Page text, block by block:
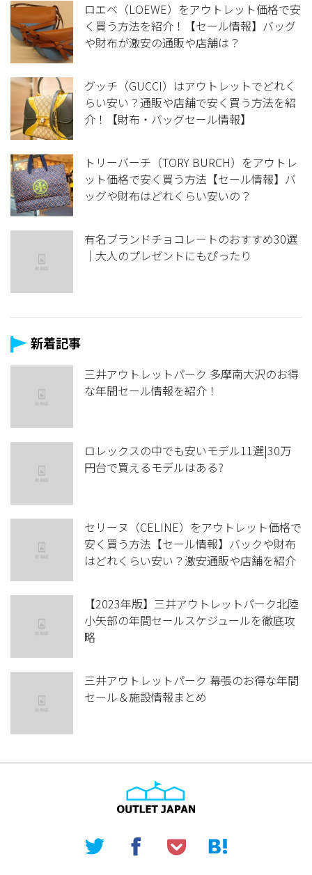
ロエベ（LOEWE）をアウトレット価格で安
く買う方法を紹介！【セール情報】バッグ
や財布が激安の通販や店舗は？
グッチ（GUCCI）はアウトレットでどれく
らい安い？通販や店舗で安く買う方法を紹
介！【財布・バッグセール情報】
トリーバーチ（TORY BURCH）をアウトレ
ット価格で安く買う方法【セール情報】バ
ッグや財布はどれくらい安いの？
有名ブランドチョコレートのおすすめ30選
｜大人のプレゼントにもぴったり
新着記事
三井アウトレットパーク 多摩南大沢のお得
な年間セール情報を紹介！
ロレックスの中でも安いモデル11選|30万
円台で買えるモデルはある?
セリーヌ（CELINE）をアウトレット価格で
安く買う方法【セール情報】バックや財布
はどれくらい安い？激安通販や店舗を紹介
【2023年版】三井アウトレットパーク北陸
小矢部の年間セールスケジュールを徹底攻
略
三井アウトレットパーク 幕張のお得な年間
セール＆施設情報まとめ